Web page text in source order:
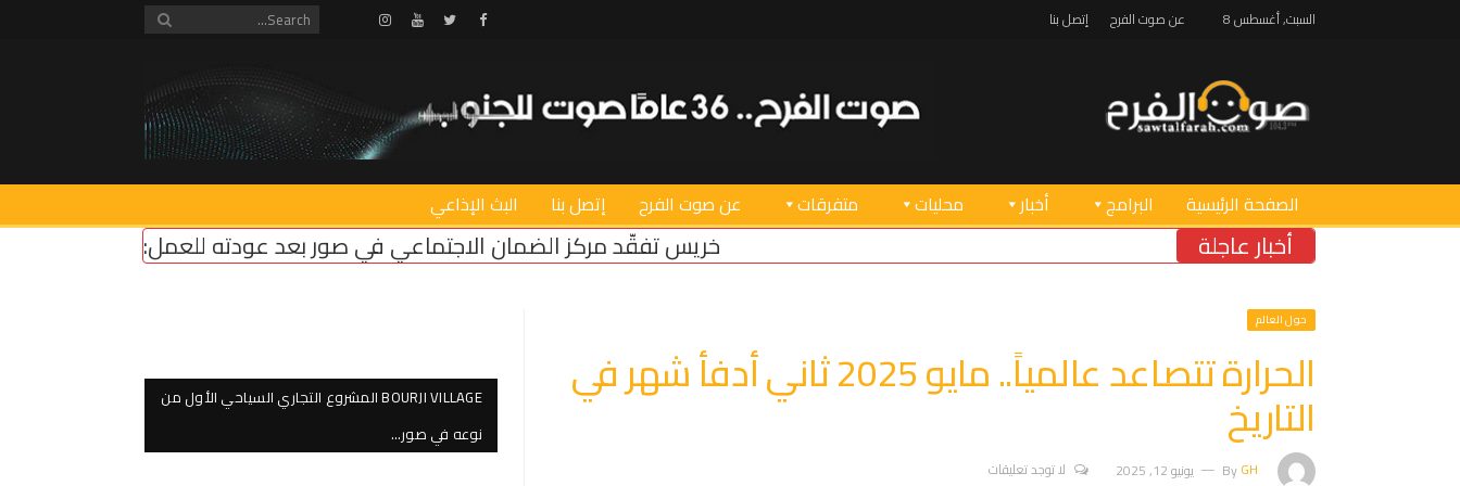
السبت, أغسطس 8 عن صوت الفرح إتصل بنا Facebook
Twitter
Youtube
Instagram
الصفحة الرئيسية البرامج أخبار محليات متفرقات عن صوت الفرح إتصل بنا البث الإذاعي
أخبار عاجلة خريس تفقّد مركز الضمان الاجتماعي في صور بعد عودته للعمل: المناطق التجريبية مزحة وعودة
حول العالم
الحرارة تتصاعد عالمياً.. مايو 2025 ثاني أدفأ شهر في
التاريخ
ByGH يونيو 12, 2025 لا توجد تعليقات
BOURJI VILLAGE المشروع التجاري السياحي الأول من
نوعه في صور…